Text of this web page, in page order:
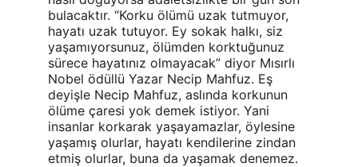
bulacaktır. “Korku ölümü uzak tutmuyor,
hayatı uzak tutuyor. Ey sokak halkı, siz
yaşamıyorsunuz, ölümden korktuğunuz
sürece hayatınız olmayacak” diyor Mısırlı
Nobel ödüllü Yazar Necip Mahfuz. Eş
deyişle Necip Mahfuz, aslında korkunun
ölüme çaresi yok demek istiyor. Yani
insanlar korkarak yaşayamazlar, öylesine
yaşamış olurlar, hayatı kendilerine zindan
etmiş olurlar, buna da yaşamak denemez.